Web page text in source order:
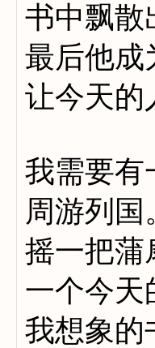
书中飘散
最后他成
让今天的
我需要有
周游列
摇一把蒲
一个今天
我想象的